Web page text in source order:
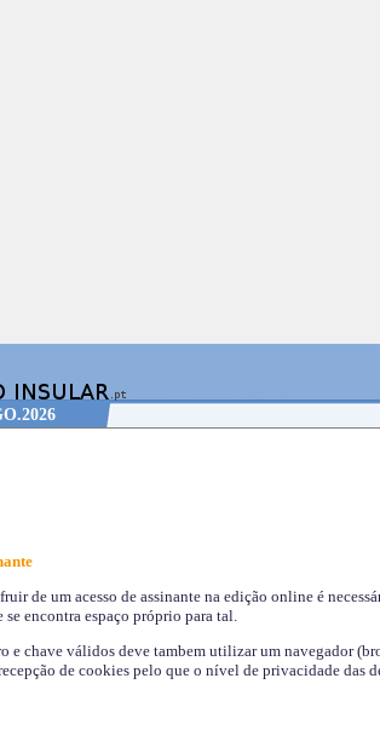
de um acesso de assinante na edição online é
encontra espaço próprio para tal.
e chave válidos deve tambem utilizar um navegador
de cookies pelo que o nível de privacidade das